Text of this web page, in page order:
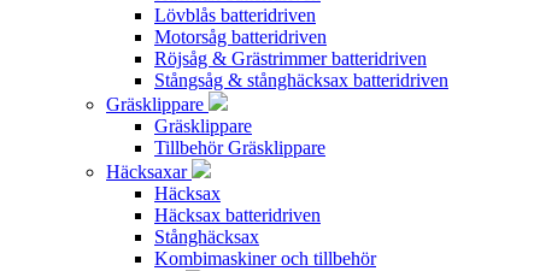
Lövblås batteridriven
Motorsåg batteridriven
Röjsåg & Grästrimmer batteridriven
Stångsåg & stånghäcksax batteridriven
Gräsklippare
Gräsklippare
Tillbehör Gräsklippare
Häcksaxar
Häcksax
Häcksax batteridriven
Stånghäcksax
Kombimaskiner och tillbehör